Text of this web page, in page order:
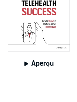
Aperçu